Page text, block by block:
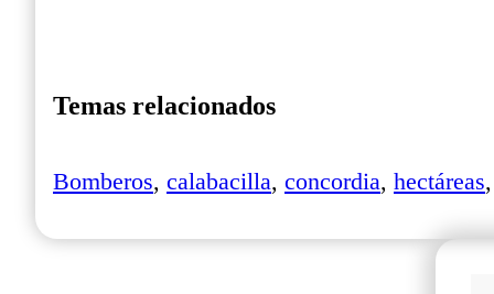
Temas relacionados
Bomberos, calabacilla, concordia, hectáreas